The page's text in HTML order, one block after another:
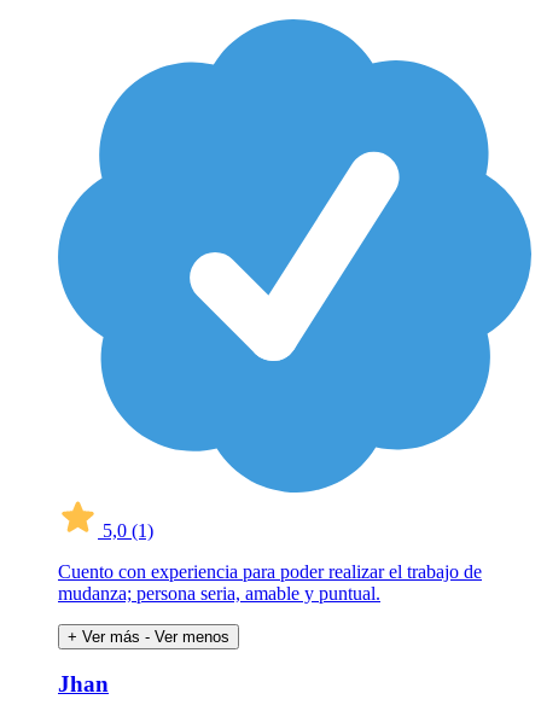
5,0 (1)
Cuento con experiencia para poder realizar el trabajo de
mudanza; persona seria, amable y puntual.
+ Ver más - Ver menos
Jhan